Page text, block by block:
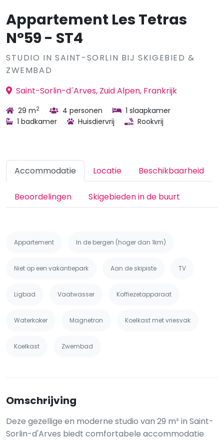
Appartement Les Tetras
N°59 - ST4
STUDIO IN SAINT-SORLIN BIJ SKIGEBIED &
ZWEMBAD
Saint-Sorlin-d´Arves, Zuid Alpen, Frankrijk
29 m2 4 personen
1 slaapkamer
1 badkamer
Huisdiervrij Rookvrij
Accommodatie Locatie Beschikbaarheid
Beoordelingen Skigebieden in de buurt
Appartement In de bergen (hoger dan 1km)
Niet op een vakantiepark Aan de skipiste TV
Ligbad Vaatwasser Koffiezetapparaat
Waterkoker Magnetron Koelkast met vriesvak
Koelkast Zwembad
Omschrijving
Deze gezellige en moderne studio van 29 m² in Saint-
Sorlin-d'Arves biedt comfortabele accommodatie